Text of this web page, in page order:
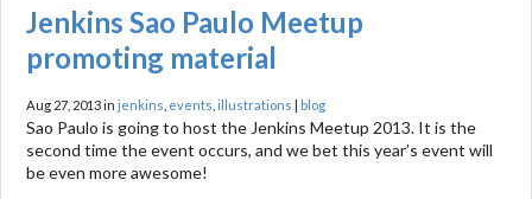
Jenkins Sao Paulo Meetup
promoting material
Aug 27, 2013 in jenkins events illustrations | blog
Sao Paulo is going to host the Jenkins Meetup 2013. It is the
second time the event occurs, and we bet this year’s event will
be even more awesome!